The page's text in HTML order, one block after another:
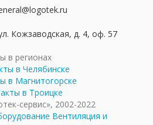
Кожзаводская, д. 4, оф. 57
в регионах
в Челябинске
в Магнитогорске
в Троицке
сервис», 2002-2022
Вентиляция и